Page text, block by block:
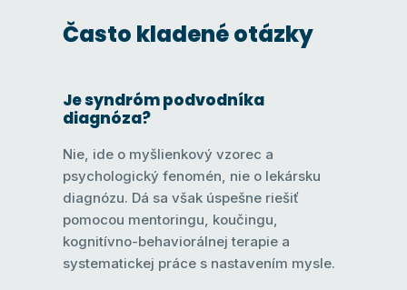
Často kladené otázky
Je syndróm podvodníka
diagnóza?
Nie, ide o myšlienkový vzorec a
psychologický fenomén, nie o lekársku
diagnózu. Dá sa však úspešne riešiť
pomocou mentoringu, koučingu,
kognitívno-behaviorálnej terapie a
systematickej práce s nastavením mysle.